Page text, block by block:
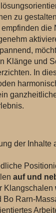
zu
die
Klänge und
In
der Inhalte
auf und
Klangschalen
Bo Rarn-